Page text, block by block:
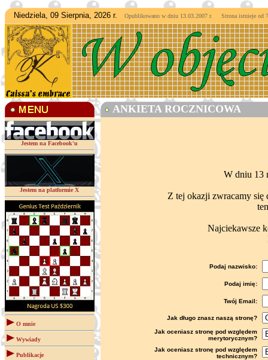
Niedziela, 09 Sierpnia, 2026 r. Opublikowano w dniu 13.03.2007 r. Strona istnieje od
Jestem na Facebook'u
Jestem na platformie X
O mnie
Wywiady
Publikacje
ANKIETA ROCZNICOWA
W dniu 13
Z tej okazji zwracamy się
Najciekawsze
Podaj nazwisko:
Podaj imię:
Twój Email:
Jak długo znasz naszą stronę?
Jak oceniasz stronę pod względem
merytorycznym?
Jak oceniasz stronę pod względem
technicznym?